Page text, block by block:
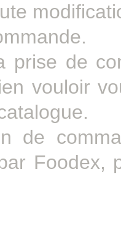
prise de
vouloir
de
Foodex,